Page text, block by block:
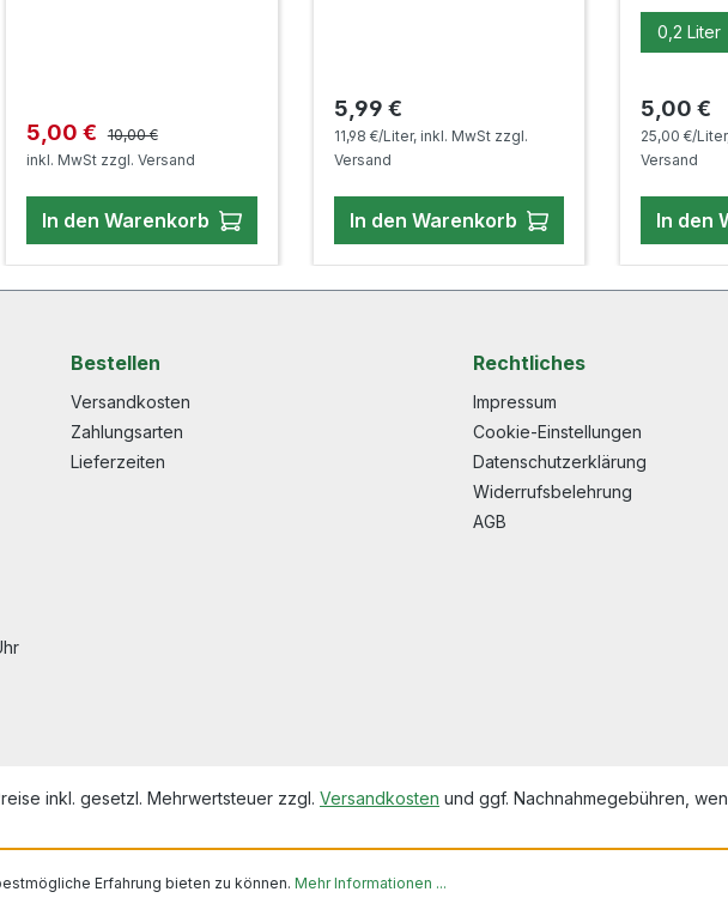
Verkaufspreis:
5,00 € Regulärer Preis:
10,00 €
inkl. MwSt zzgl. Versand
In den Warenkorb
Regulärer Preis:
5,99 €
11,98 €/Liter, inkl. MwSt zzgl.
Versand
In den Warenkorb
Liter
0,2 Liter
5,00 €
25,00 €/
Versand
In den
Bestellen
Versandkosten
Zahlungsarten
Lieferzeiten
Rechtliches
Impressum
Cookie-Einstellungen
Datenschutzerklärung
Widerrufsbelehrung
AGB
inkl. gesetzl. Mehrwertsteuer zzgl. Versandkosten und ggf. Nachnahmegebühren,
Erfahrung bieten zu können. Mehr Informationen ...